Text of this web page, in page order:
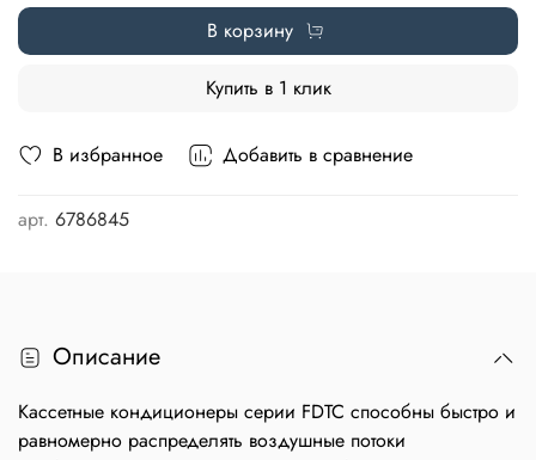
В избранное Добавить в сравнение
арт. 6786845
В корзину
Купить в 1 клик
Описание
Кассетные кондиционеры серии FDTC способны быстро и
равномерно распределять воздушные потоки